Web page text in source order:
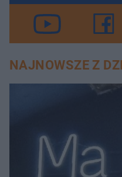
NAJNOWSZE Z